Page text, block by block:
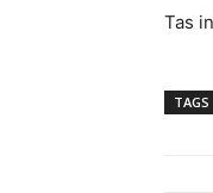
Tas
TAGS